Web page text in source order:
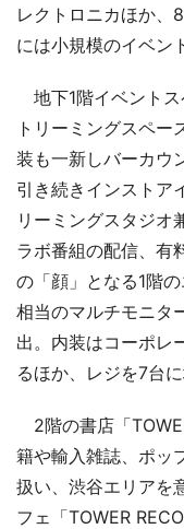
レクトロニカほか、
には小規模のイベン
地下1階イベントス
トリーミングスペ
装も一新しバーカウ
引き続きインストア
リーミングスタジオ
ラボ番組の配信、有
の「顔」となる1階
相当のマルチモニタ
出。内装はコーポレ
るほか、レジを7台に
2階の書店「
籍や輸入雑誌、ポッ
扱い、渋谷エリアを
フェ「TOWER